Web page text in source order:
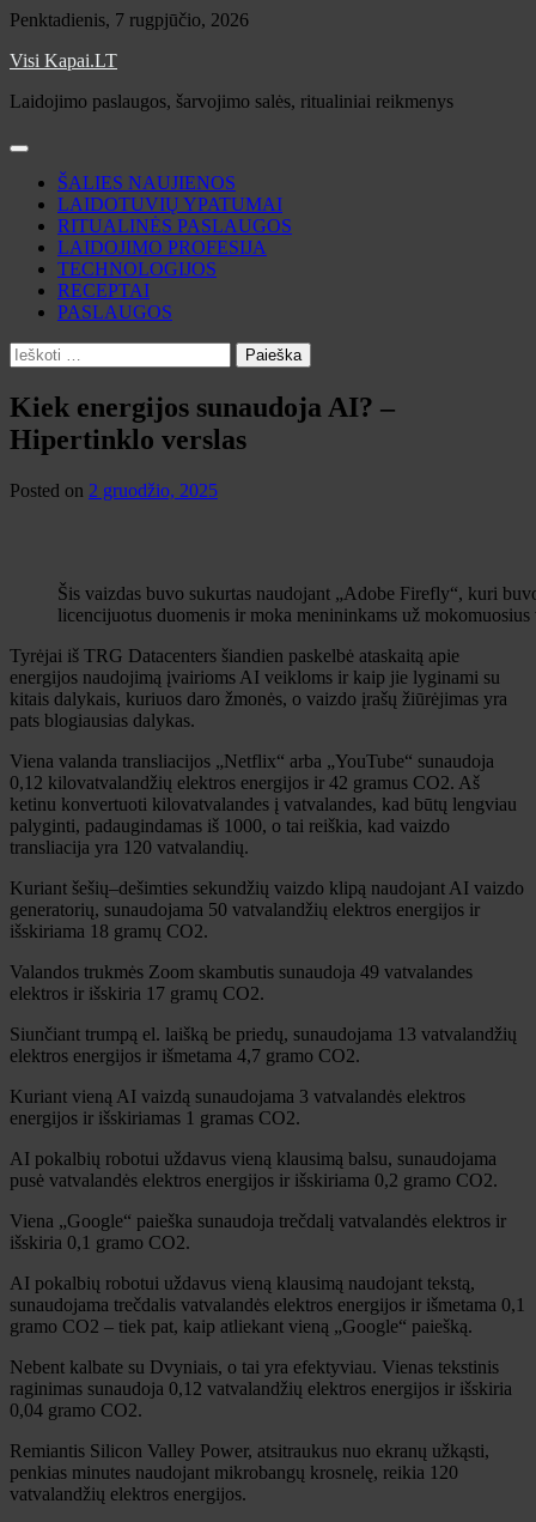
Skip
content
Penktadienis, 7 rugpjūčio, 2026
Visi Kapai.LT
Laidojimo paslaugos, šarvojimo salės, ritualiniai reikmenys
ŠALIES NAUJIENOS
LAIDOTUVIŲ YPATUMAI
RITUALINĖS PASLAUGOS
LAIDOJIMO PROFESIJA
TECHNOLOGIJOS
RECEPTAI
PASLAUGOS
Ieškoti:
Kiek energijos sunaudoja AI? –
Hipertinklo verslas
Posted on 2 gruodžio, 2025
Šis vaizdas buvo sukurtas naudojant „Adobe Firefly“, kuri
licencijuotus duomenis ir moka menininkams už mokomuosius
Tyrėjai iš TRG Datacenters šiandien paskelbė ataskaitą apie
energijos naudojimą įvairioms AI veikloms ir kaip jie lyginami su
kitais dalykais, kuriuos daro žmonės, o vaizdo įrašų žiūrėjimas yra
pats blogiausias dalykas.
Viena valanda transliacijos „Netflix“ arba „YouTube“ sunaudoja
0,12 kilovatvalandžių elektros energijos ir 42 gramus CO2. Aš
ketinu konvertuoti kilovatvalandes į vatvalandes, kad būtų lengviau
palyginti, padaugindamas iš 1000, o tai reiškia, kad vaizdo
transliacija yra 120 vatvalandių.
Kuriant šešių–dešimties sekundžių vaizdo klipą naudojant AI vaizdo
generatorių, sunaudojama 50 vatvalandžių elektros energijos ir
išskiriama 18 gramų CO2.
Valandos trukmės Zoom skambutis sunaudoja 49 vatvalandes
elektros ir išskiria 17 gramų CO2.
Siunčiant trumpą el. laišką be priedų, sunaudojama 13 vatvalandžių
elektros energijos ir išmetama 4,7 gramo CO2.
Kuriant vieną AI vaizdą sunaudojama 3 vatvalandės elektros
energijos ir išskiriamas 1 gramas CO2.
AI pokalbių robotui uždavus vieną klausimą balsu, sunaudojama
pusė vatvalandės elektros energijos ir išskiriama 0,2 gramo CO2.
Viena „Google“ paieška sunaudoja trečdalį vatvalandės elektros ir
išskiria 0,1 gramo CO2.
AI pokalbių robotui uždavus vieną klausimą naudojant tekstą,
sunaudojama trečdalis vatvalandės elektros energijos ir išmetama 0,1
gramo CO2 – tiek pat, kaip atliekant vieną „Google“ paiešką.
Nebent kalbate su Dvyniais, o tai yra efektyviau. Vienas tekstinis
raginimas sunaudoja 0,12 vatvalandžių elektros energijos ir išskiria
0,04 gramo CO2.
Remiantis Silicon Valley Power, atsitraukus nuo ekranų užkąsti,
penkias minutes naudojant mikrobangų krosnelę, reikia 120
vatvalandžių elektros energijos.